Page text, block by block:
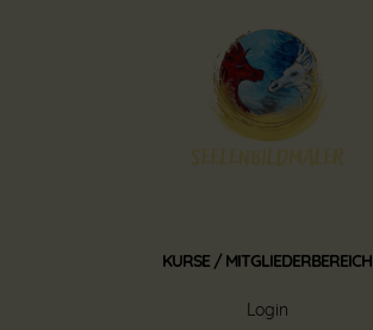
KURSE / MITGLIEDERBEREICH
Login